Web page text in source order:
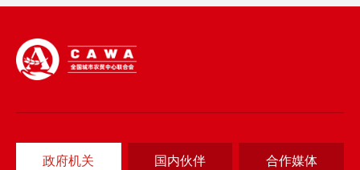
政府机关 国内伙伴 合作媒体